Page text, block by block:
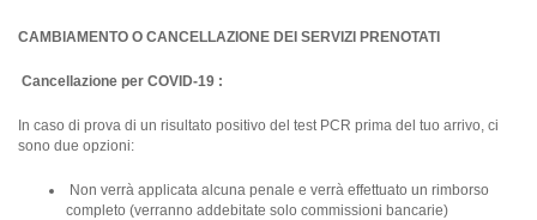
CAMBIAMENTO O CANCELLAZIONE DEI SERVIZI PRENOTATI
Cancellazione per COVID-19 :
In caso di prova di un risultato positivo del test PCR prima del tuo arrivo, ci
sono due opzioni:
Non verrà applicata alcuna penale e verrà effettuato un rimborso
completo (verranno addebitate solo commissioni bancarie)